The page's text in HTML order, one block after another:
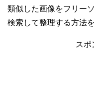
類似した画像をフリー
検索して整理する方法
スポ